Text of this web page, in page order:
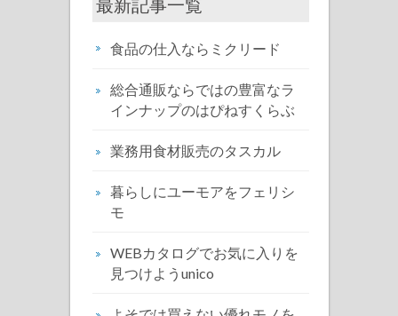
最新記事一覧
食品の仕入ならミクリード
総合通販ならではの豊富なラ
インナップのはぴねすくらぶ
業務用食材販売のタスカル
暮らしにユーモアをフェリシ
モ
WEBカタログでお気に入りを
見つけようunico